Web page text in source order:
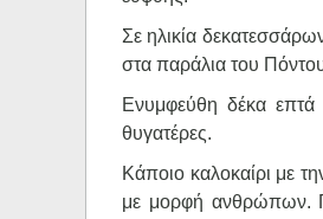
Σε ηλικία
στα παράλια του
Ενυμφεύθη δέκα επτά
θυγατέρες.
Κάποιο καλοκαίρι με
με μορφή ανθρώπων.